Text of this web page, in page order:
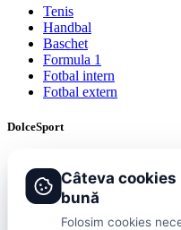
Tenis
Handbal
Baschet
Formula 1
Fotbal intern
Fotbal extern
DolceSport
Contact
Publicitate
Câteva
bună
Folosim cookies